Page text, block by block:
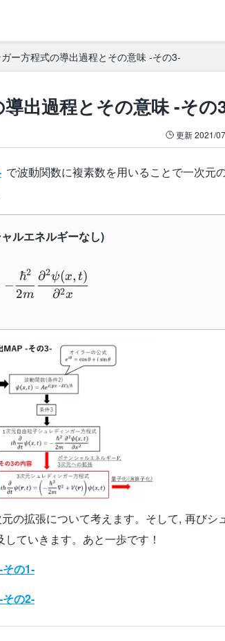
ー方程式の導出過程とその意味 -その3-
出過程とその意味 -その
更新2021/
で波動関数に複素数を用いることで一次元
ルエネルギーなし)
i \hbar \dfrac{\partial}{\partial
−
2m
ℏ2
∂2x
∂2ψ(x, t)
の拡張について考えます。そして, 再びシ
ていきます。あと一歩です！
の1-
の2-